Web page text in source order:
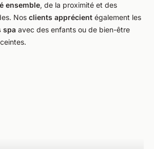
ensemble, de la proximité et des
Nos clients apprécient également les
spa avec des enfants ou de bien-être